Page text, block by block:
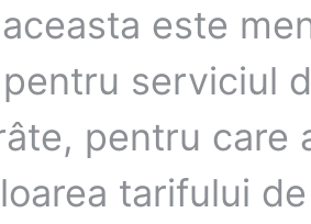
este
serviciul
pentru care
tarifului